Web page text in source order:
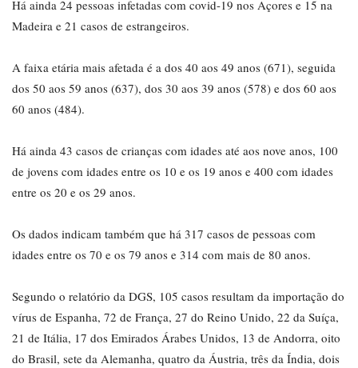
Há ainda 24 pessoas infetadas com covid-19 nos Açores e 15 na
Madeira e 21 casos de estrangeiros.
A faixa etária mais afetada é a dos 40 aos 49 anos (671), seguida
dos 50 aos 59 anos (637), dos 30 aos 39 anos (578) e dos 60 aos
60 anos (484).
Há ainda 43 casos de crianças com idades até aos nove anos, 100
de jovens com idades entre os 10 e os 19 anos e 400 com idades
entre os 20 e os 29 anos.
Os dados indicam também que há 317 casos de pessoas com
idades entre os 70 e os 79 anos e 314 com mais de 80 anos.
Segundo o relatório da DGS, 105 casos resultam da importação do
vírus de Espanha, 72 de França, 27 do Reino Unido, 22 da Suíça,
21 de Itália, 17 dos Emirados Árabes Unidos, 13 de Andorra, oito
do Brasil, sete da Alemanha, quatro da Áustria, três da Índia, dois